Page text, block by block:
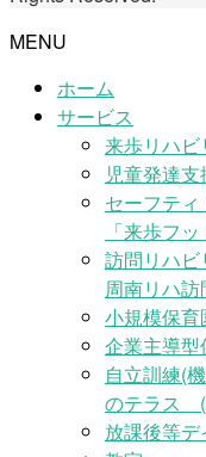
MENU
ホーム
サービス
来歩リハ
児童発達
セーフテ
「来歩フ
訪問リハ
周南リハ訪
小規模保育
企業主導型
自立訓練(
のテラス (
放課後等